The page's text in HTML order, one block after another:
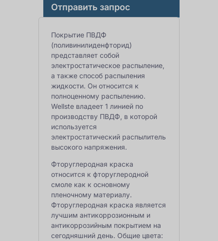
Отправить запрос
Покрытие ПВДФ
(поливинилиденфторид)
представляет собой
электростатическое распыление,
а также способ распыления
жидкости. Он относится к
полноценному распылению.
Wellste владеет 1 линией по
производству ПВДФ, в которой
используется
электростатический распылитель
высокого напряжения.
Фторуглеродная краска
относится к фторуглеродной
смоле как к основному
пленочному материалу.
Фторуглеродная краска является
лучшим антикоррозионным и
антикоррозийным покрытием на
сегодняшний день. Общие цвета: